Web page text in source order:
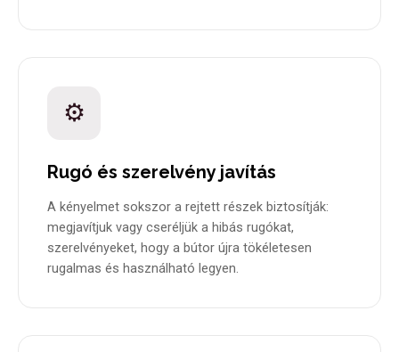
⚙️
Rugó és szerelvény javítás
A kényelmet sokszor a rejtett részek biztosítják:
megjavítjuk vagy cseréljük a hibás rugókat,
szerelvényeket, hogy a bútor újra tökéletesen
rugalmas és használható legyen.